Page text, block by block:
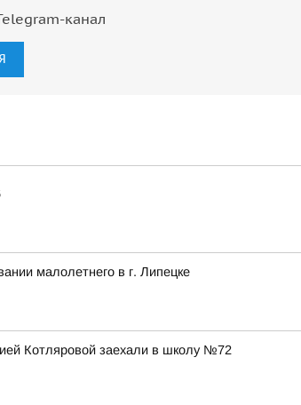
канал
малолетнего в г. Липецке
Котляровой заехали в школу №72